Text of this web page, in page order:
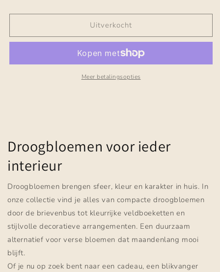
Uitverkocht
Meer betalingsopties
Droogbloemen voor ieder
interieur
Droogbloemen brengen sfeer, kleur en karakter in huis. In
onze collectie vind je alles van compacte droogbloemen
door de brievenbus tot kleurrijke veldboeketten en
stijlvolle decoratieve arrangementen. Een duurzaam
alternatief voor verse bloemen dat maandenlang mooi
blijft.
Of je nu op zoek bent naar een cadeau, een blikvanger